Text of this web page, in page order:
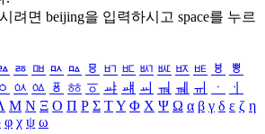
려면 beijing을 입력하시고 space를 누르
ㅭ ㅮ ㅯ ㅰ ㅱ ㅲ ㅳ ㅴ ㅵ ㅶ ㅷ ㅸ
ㅹ
ㆁ ㆂ ㆃ ㆄ ㆅ ㆆ ㆇ ㆈ ㆉ ㆊ ㆋ ㆌ ㆍ
ㆎ
Μ Ν Ξ Ο Π Ρ Σ ΤΥ Φ Χ Ψ Ω α β γ δ ε ζ η
φ χ ψ ω